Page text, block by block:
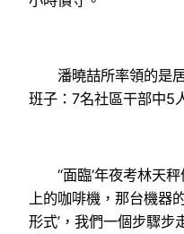
潘曉喆所率領的是居
班子：7名社區干部中5
“面臨‘年夜考林天秤
上的咖啡機，那台機器
形式’，我們一個步驟步